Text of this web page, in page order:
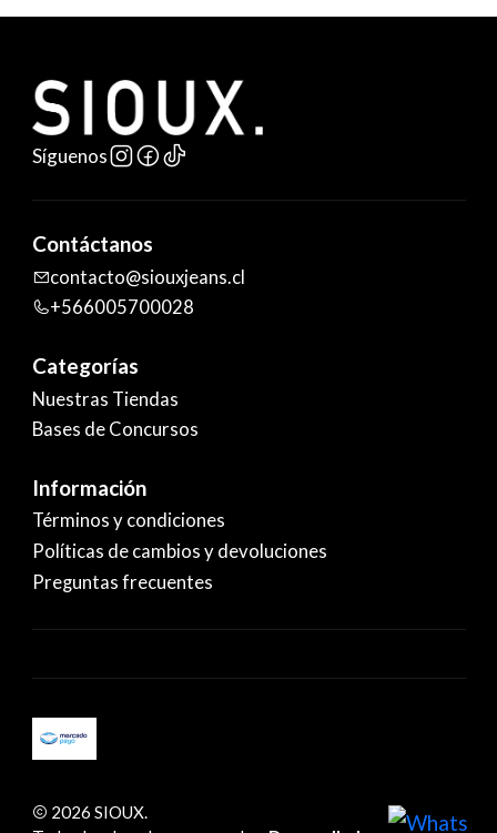
Síguenos
Contáctanos
contacto@siouxjeans.cl
+566005700028
Categorías
Nuestras Tiendas
Bases de Concursos
Información
Términos y condiciones
Políticas de cambios y devoluciones
Preguntas frecuentes
2026 SIOUX.